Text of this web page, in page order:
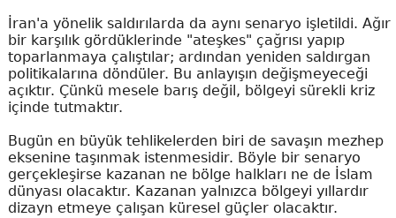
İran'a yönelik saldırılarda da aynı senaryo işletildi. Ağır
bir karşılık gördüklerinde "ateşkes" çağrısı yapıp
toparlanmaya çalıştılar; ardından yeniden saldırgan
politikalarına döndüler. Bu anlayışın değişmeyeceği
açıktır. Çünkü mesele barış değil, bölgeyi sürekli kriz
içinde tutmaktır.
Bugün en büyük tehlikelerden biri de savaşın mezhep
eksenine taşınmak istenmesidir. Böyle bir senaryo
gerçekleşirse kazanan ne bölge halkları ne de İslam
dünyası olacaktır. Kazanan yalnızca bölgeyi yıllardır
dizayn etmeye çalışan küresel güçler olacaktır.